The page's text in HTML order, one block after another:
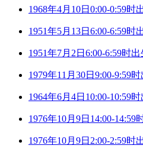
1968年4月10日0:00-0:59
1951年5月13日6:00-6:59
1951年7月2日6:00-6:59时
1979年11月30日9:00-9:59
1964年6月4日10:00-10:59
1976年10月9日14:00-
1976年10月9日2:00-2:59